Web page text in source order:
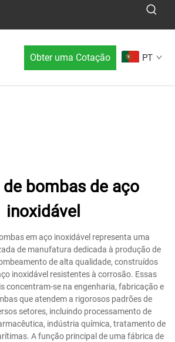
Obter uma Cotação PT
bombas de aço
inoxidável
em aço inoxidável representa uma
de manufatura dedicada à produção de
de alta qualidade, construídos
inoxidável resistentes à corrosão. Essas
concentram-se na engenharia, fabricação e
que atendem a rigorosos padrões de
setores, incluindo processamento de
indústria química, tratamento de
A função principal de uma fábrica de